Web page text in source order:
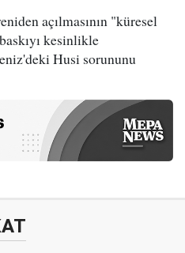
açılmasının "küresel
kesinlikle
Husi sorununu